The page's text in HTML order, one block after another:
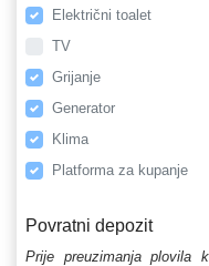
Električni toalet
TV
Grijanje
Generator
Klima
Platforma za kupanje
Povratni depozit
Prije preuzimanja plovila